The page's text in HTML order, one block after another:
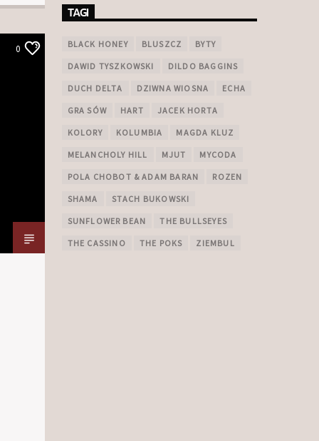
0
TAGI
BLACK HONEY BLUSZCZ BYTY
DAWID TYSZKOWSKI DILDO BAGGINS
DUCH DELTA DZIWNA WIOSNA ECHA
GRA SÓW HART JACEK HORTA
KOLORY KOLUMBIA MAGDA KLUZ
MELANCHOLY HILL MJUT MYCODA
POLA CHOBOT & ADAM BARAN ROZEN
SHAMA STACH BUKOWSKI
SUNFLOWER BEAN THE BULLSEYES
THE CASSINO THE POKS ZIEMBUL